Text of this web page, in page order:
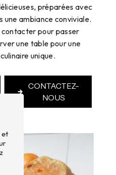
préparées avec
une ambiance conviviale.
contacter pour passer
une table pour une
unique.
CONTACTEZ-
NOUS
et